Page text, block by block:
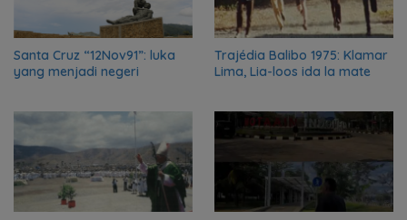
Santa Cruz “12Nov91”: luka
yang menjadi negeri
Trajédia Balibo 1975: Klamar
Lima, Lia-loos ida la mate